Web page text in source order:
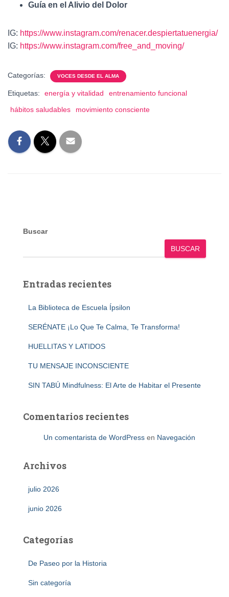
Guía en el Alivio del Dolor
IG: https://www.instagram.com/renacer.despiertatuenergia/
IG: https://www.instagram.com/free_and_moving/
Categorías: VOCES DESDE EL ALMA
Etiquetas: energía y vitalidad
entrenamiento funcional
hábitos saludables
movimiento consciente
Buscar
BUSCAR
Entradas recientes
La Biblioteca de Escuela Ípsilon
SERÉNATE ¡Lo Que Te Calma, Te Transforma!
HUELLITAS Y LATIDOS
TU MENSAJE INCONSCIENTE
SIN TABÚ Mindfulness: El Arte de Habitar el Presente
Comentarios recientes
Un comentarista de WordPress en Navegación
Archivos
julio 2026
junio 2026
Categorías
De Paseo por la Historia
Sin categoría